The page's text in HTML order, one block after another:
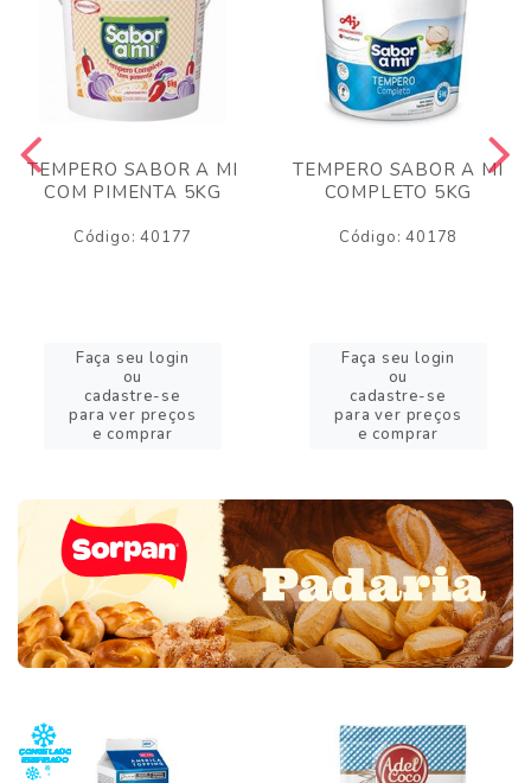
TEMPERO SABOR A MI
COM PIMENTA 5KG
Código: 40177
Faça seu login
ou
cadastre-se
para ver preços
e comprar
TEMPERO SABOR A MI
COMPLETO 5KG
Código: 40178
Faça seu login
ou
cadastre-se
para ver preços
e comprar